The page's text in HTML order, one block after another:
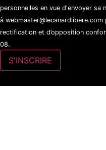
personnelles en vue d'envoyer sa
à
rectification et d’opposition
08.